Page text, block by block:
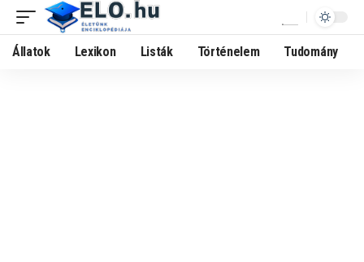
Állatok Lexikon Listák Történelem Tudomány